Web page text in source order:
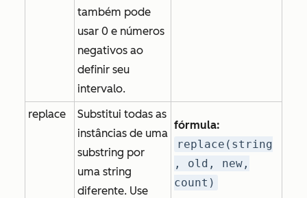
também pode
usar 0 e números
negativos ao
definir seu
intervalo.
replace
Substitui todas as
instâncias de uma
substring por
uma string
diferente. Use
fórmula:
replace(string
, old, new,
count)